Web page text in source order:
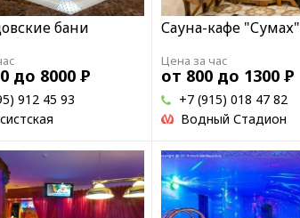
бани
до 8000 Р
912 45 93
Сауна-кафе "Сумах"
Цена за час
от 800 до 1300 Р
Водный Стадион
+7 (915) 018 47 82